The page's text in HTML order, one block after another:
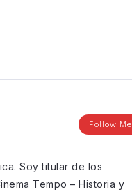
Follow Me
Soy titular de los
Tempo – Historia y